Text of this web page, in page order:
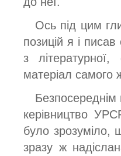
Ось під цим
позицій я і
з
матеріал самого
керівництво
було зрозуміло,
зразу ж